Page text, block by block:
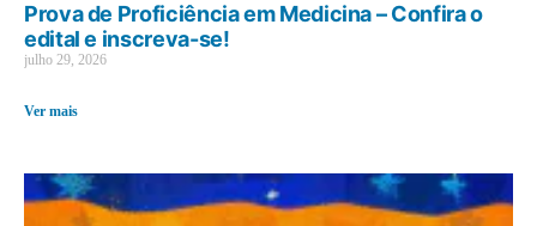
Prova de Proficiência em Medicina – Confira o
edital e inscreva-se!
julho 29, 2026
Ver mais